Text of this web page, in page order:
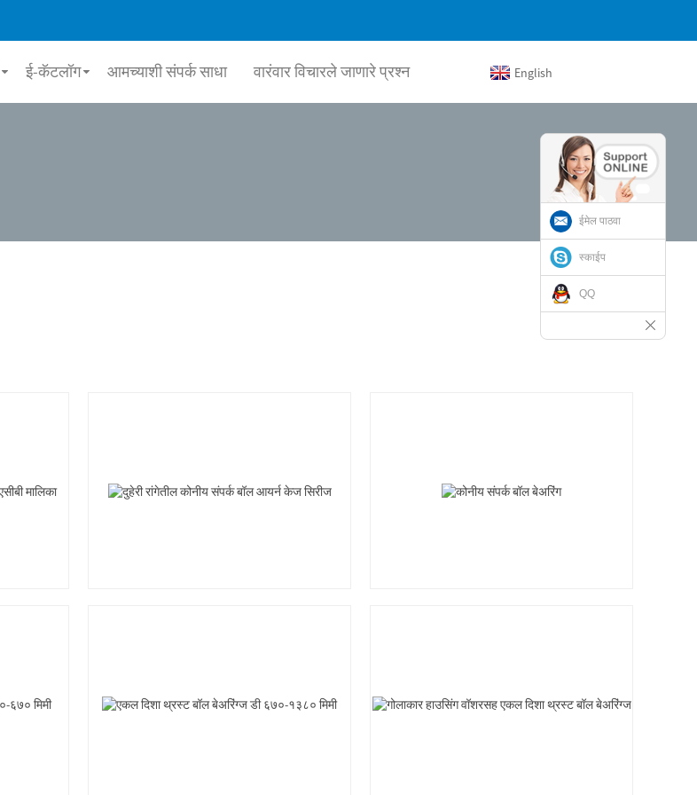
ई-कॅटलॉग आमच्याशी संपर्क साधा वारंवार विचारले जाणारे प्रश्न English
ईमेल पाठवा
स्काईप
QQ